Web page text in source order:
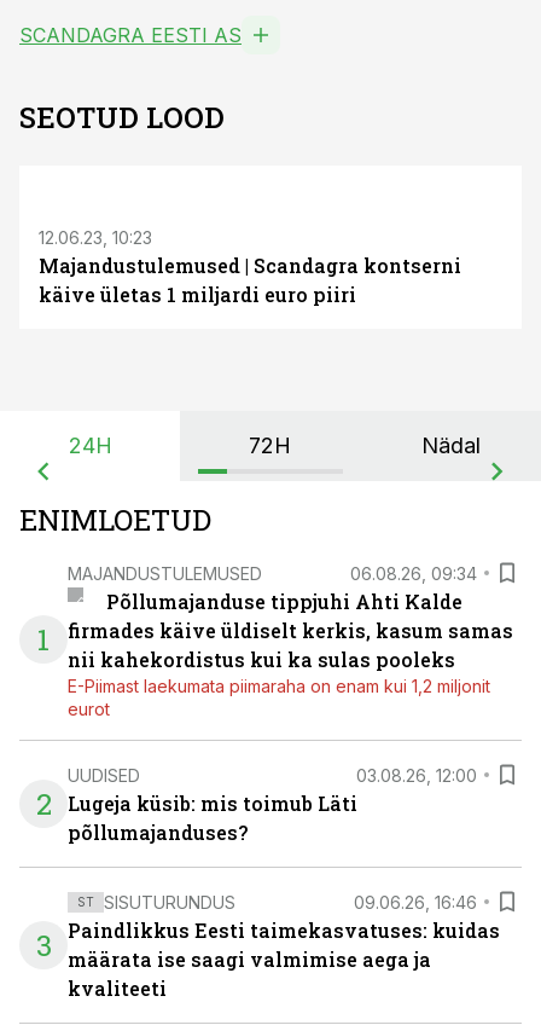
SCANDAGRA EESTI AS
SEOTUD LOOD
12.06.23, 10:23
Majandustulemused | Scandagra kontserni
käive ületas 1 miljardi euro piiri
24H 72H Nädal
ENIMLOETUD
1
MAJANDUSTULEMUSED 06.08.26, 09:34
Põllumajanduse tippjuhi Ahti Kalde
firmades käive üldiselt kerkis, kasum samas
nii kahekordistus kui ka sulas pooleks
E-Piimast laekumata piimaraha on enam kui 1,2 miljonit
eurot
2
UUDISED 03.08.26, 12:00
Lugeja küsib: mis toimub Läti
põllumajanduses?
3
ST SISUTURUNDUS 09.06.26, 16:46
Paindlikkus Eesti taimekasvatuses: kuidas
määrata ise saagi valmimise aega ja
kvaliteeti